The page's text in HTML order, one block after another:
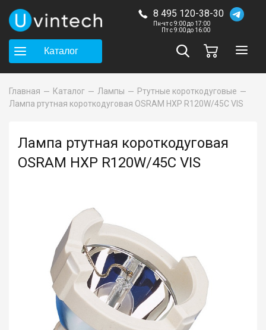
8 495 120-38-30
Пн-чт с 9:00 до 17:00
Пт с 9:00 до 16:00
Каталог
Главная Каталог Лампы
Ртутные короткодуговые
Лампа ртутная короткодуговая OSRAM HXP R120W/45C VIS
Лампа ртутная короткодуговая
OSRAM HXP R120W/45C VIS